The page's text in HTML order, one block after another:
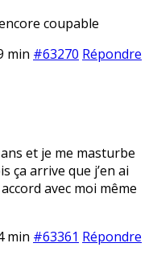
coupable
min #63270 Répondre
et je me masturbe
ça arrive que j’en ai
avec moi même
min #63361 Répondre